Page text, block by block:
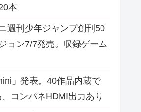
本
週刊少年ジャンプ創刊50
ョン7/7発売。収録ゲーム
」発表。40作品内蔵で
コンパネHDMI出力あり